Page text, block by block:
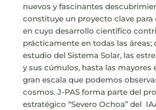
nuevos y fascinantes
constituye un proyecto clave para
en cuyo desarrollo científico
prácticamente en todas las áreas;
estudio del Sistema Solar, las
y sus cúmulos, hasta las mayores
gran escala que podemos
cosmos. J-PAS forma parte del
estratégico “Severo Ochoa” del